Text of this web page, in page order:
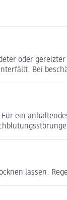
oder
Bei
ein
lassen.